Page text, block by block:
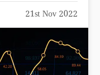
21st Nov 2022